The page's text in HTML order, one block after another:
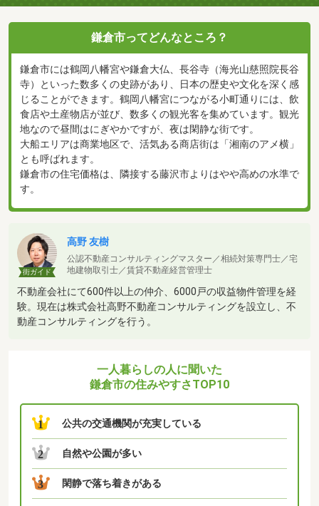
鎌倉市ってどんなところ？
鎌倉市には鶴岡八幡宮や鎌倉大仏、長谷寺（海光山慈照院長谷
寺）といった数多くの史跡があり、日本の歴史や文化を深く感
じることができます。鶴岡八幡宮につながる小町通りには、飲
食店や土産物店が並び、数多くの観光客を集めています。観光
地なので昼間はにぎやかですが、夜は閑静な街です。
大船エリアは商業地区で、活気ある商店街は「湘南のアメ横」
とも呼ばれます。
鎌倉市の住宅価格は、隣接する藤沢市よりはやや高めの水準で
す。
街ガイド
高野 友樹
公認不動産コンサルティングマスター／相続対策専門士／宅
地建物取引士／賃貸不動産経営管理士
不動産会社にて600件以上の仲介、6000戸の収益物件管理を経
験。現在は株式会社高野不動産コンサルティングを設立し、不
動産コンサルティングを行う。
一人暮らしの人に聞いた
鎌倉市の住みやすさTOP10
1 公共の交通機関が充実している
2 自然や公園が多い
3 閑静で落ち着きがある